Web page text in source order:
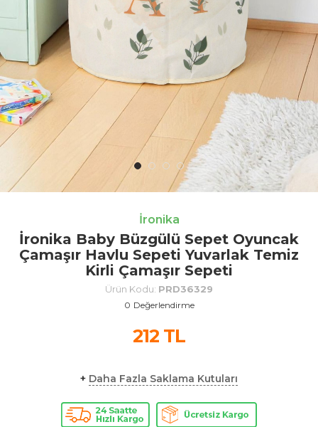
İronika
İronika Baby Büzgülü Sepet Oyuncak
Çamaşır Havlu Sepeti Yuvarlak Temiz
Kirli Çamaşır Sepeti
Ürün Kodu: PRD36329
0 Değerlendirme
212 TL
+ Daha Fazla Saklama Kutuları